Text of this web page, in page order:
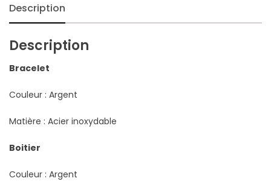
Description
Description
Bracelet
Couleur : Argent
Matière : Acier inoxydable
Boitier
Couleur : Argent